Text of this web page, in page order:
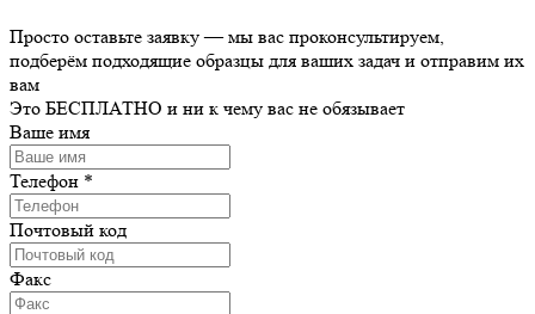
Просто оставьте заявку — мы вас проконсультируем,
подберём подходящие образцы для ваших задач и отправим их
вам
Это БЕСПЛАТНО и ни к чему вас не обязывает
Ваше имя
Телефон *
Почтовый код
Факс